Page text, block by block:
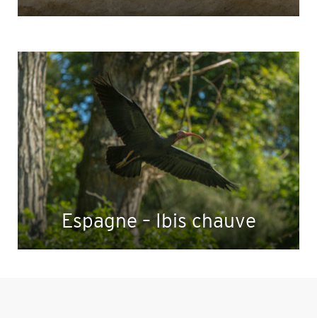
Espagne – Ibis chauve